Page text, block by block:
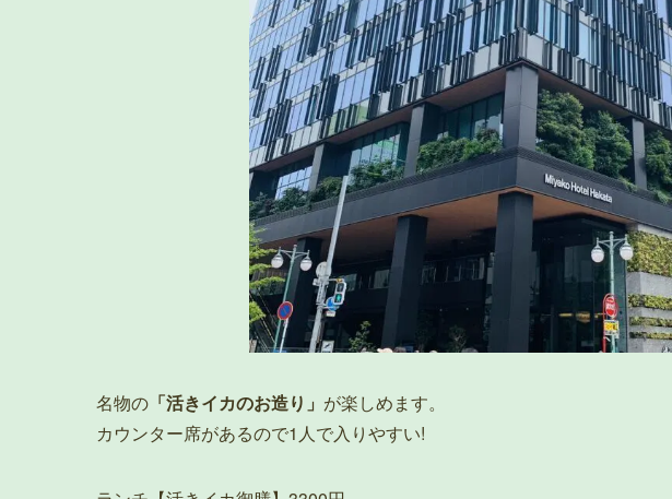
名物の 「活きイカのお造り」 が楽しめます。
カウンター席があるので1人で入りやすい!